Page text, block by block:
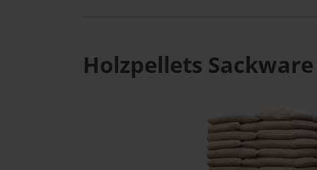
Holzpellets